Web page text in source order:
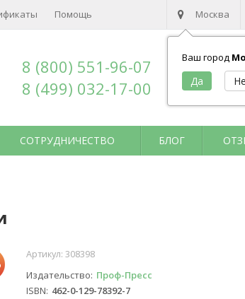
Москва
Ваш город
Помощь
8 (800) 551-96-07
8 (499) 032-17-00
СОТРУДНИЧЕСТВО БЛОГ
Артикул: 308398
Издательство Проф-Пресс
ISBN 462-0-129-78392-7